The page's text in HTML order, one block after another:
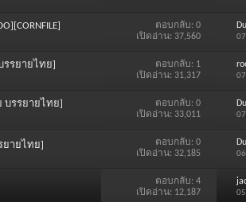
ตอบกลับ:0
เปิดอ่าน: 37,560
รรยายไทย] ตอบกลับ: 1
เปิดอ่าน: 31,317
บรรยายไทย] ตอบกลับ:0
เปิดอ่าน: 33,011
ยายไทย] ตอบกลับ:0
เปิดอ่าน: 32,185
ตอบกลับ:4
เปิดอ่าน: 12,187